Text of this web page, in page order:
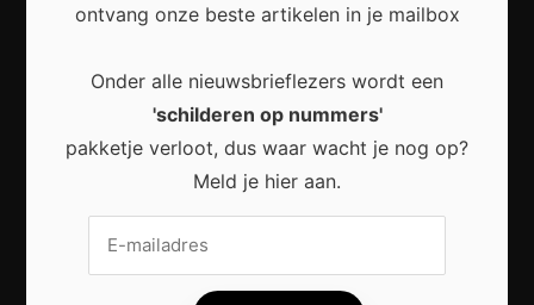
Waarom micro-avonturen de perfecte manier zijn
om Nederland opnieuw te ontdekken
ontvang onze beste artikelen in je mailbox
Onder alle nieuwsbrieflezers wordt een
'schilderen op nummers'
pakketje verloot, dus waar wacht je nog op?
Meld je hier aan.